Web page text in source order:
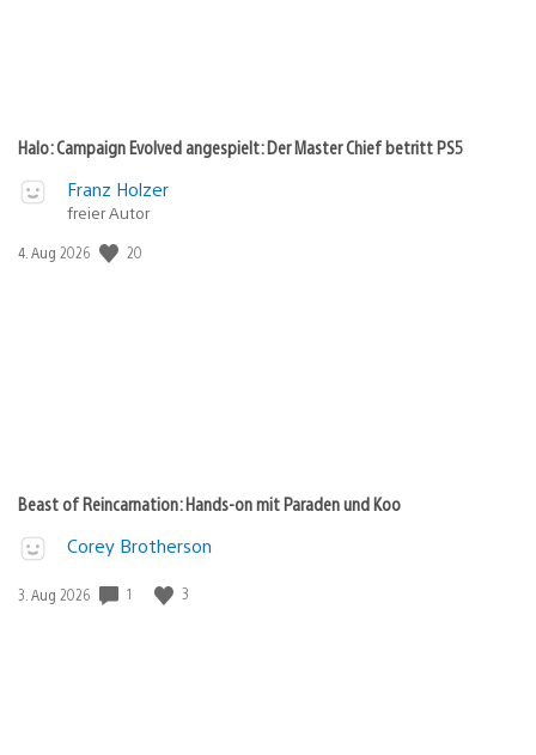
Halo: Campaign Evolved angespielt: Der Master Chief betritt PS5
Franz Holzer
freier Autor
Veröffentlichungsdatum:
4. Aug 2026 20
Beast of Reincarnation: Hands-on mit Paraden und Koo
Corey Brotherson
Veröffentlichungsdatum:
3. Aug 2026 1 3